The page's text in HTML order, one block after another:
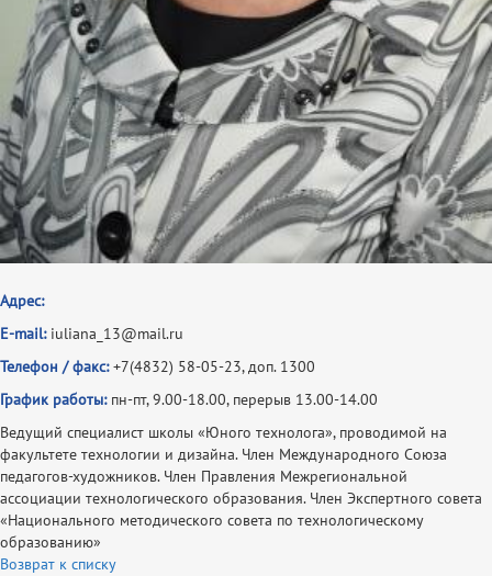
Адрес:
E-mail: iuliana_13@mail.ru
Телефон / факс: +7(4832) 58-05-23, доп. 1300
График работы: пн-пт, 9.00-18.00, перерыв 13.00-14.00
Ведущий специалист школы «Юного технолога», проводимой на
факультете технологии и дизайна. Член Международного Союза
педагогов-художников. Член Правления Межрегиональной
ассоциации технологического образования. Член Экспертного совета
«Национального методического совета по технологическому
образованию»
Возврат к списку